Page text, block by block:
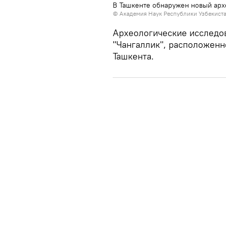
В Ташкенте обнаружен новый
© Академия Наук Республики
Археологические
"Чангаллик",
Ташкента.